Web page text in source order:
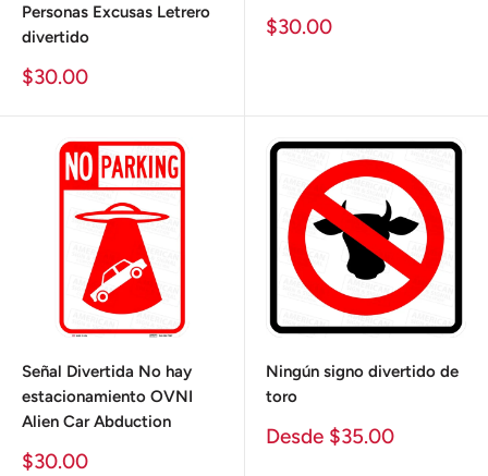
Personas Excusas Letrero
divertido
Precio
$30.00
Precio
$30.00
Señal Divertida No hay
estacionamiento OVNI
Alien Car Abduction
Precio
$30.00
Ningún signo divertido de
toro
Precio
Desde $35.00